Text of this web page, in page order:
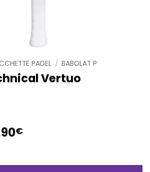
PADEL / BABOLAT P
Vertuo
€Il
è:
Vertuo quantità